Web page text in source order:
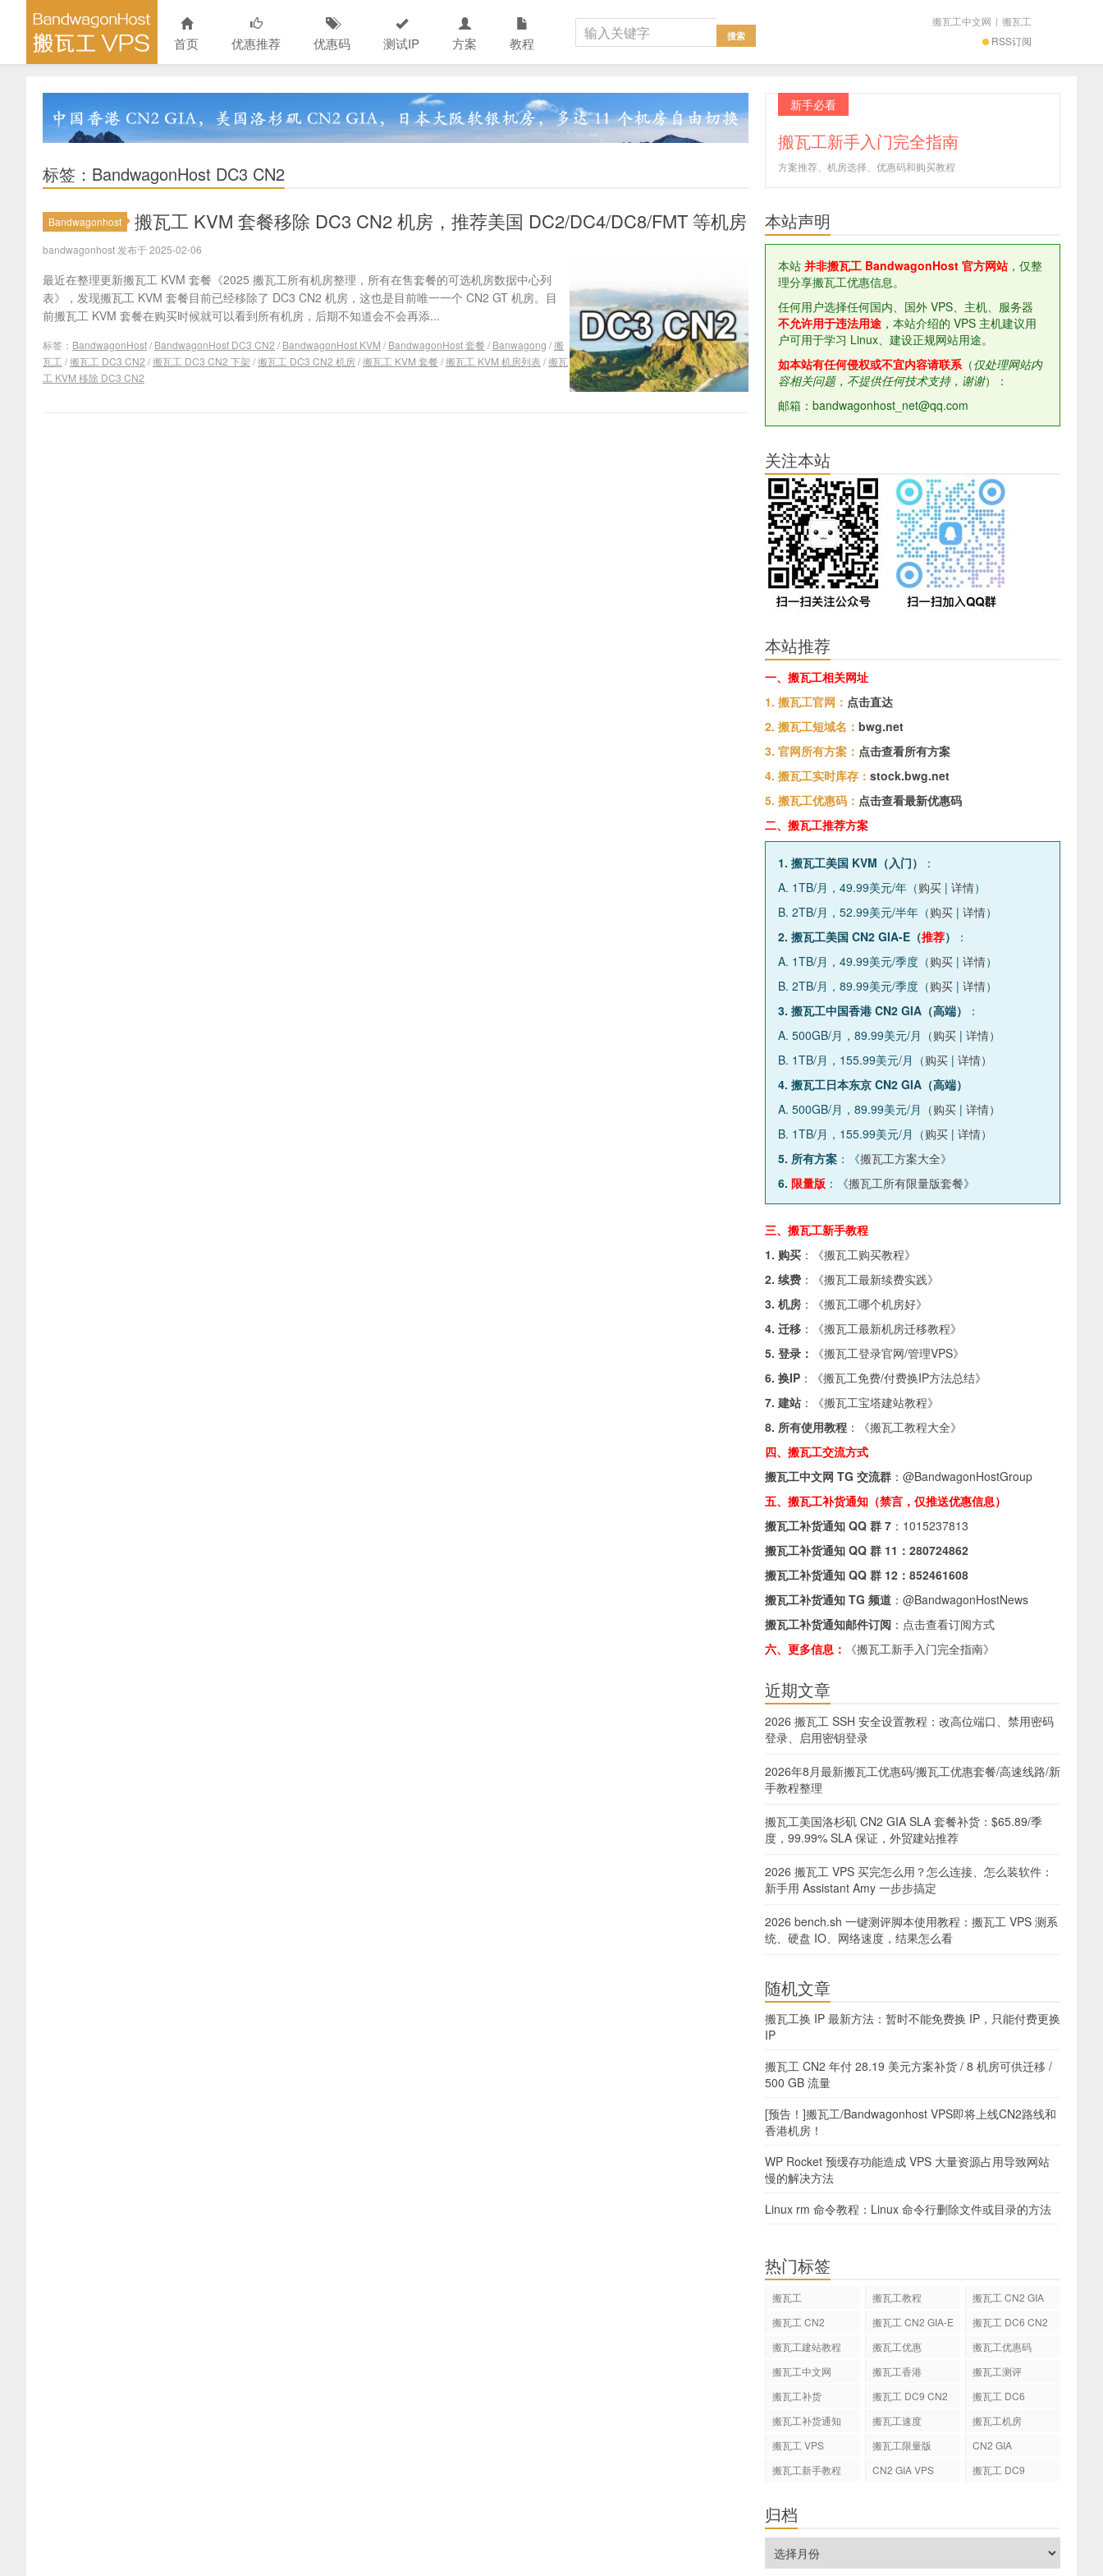
首页 优惠推荐 优惠码 测试IP 方案 教程 RSS订阅
搬瓦工中文网 | 搬瓦工
标签：BandwagonHost DC3 CN2
Bandwagonhost 搬瓦工 KVM 套餐移除 DC3 CN2 机房，推荐美国 DC2/DC4/DC8/FMT 等机房
bandwagonhost 发布于 2025-02-06
最近在整理更新搬瓦工 KVM 套餐《2025 搬瓦工所有机房整理，所有在售套餐的可选机房数据中心列
表》，发现搬瓦工 KVM 套餐目前已经移除了 DC3 CN2 机房，这也是目前唯一一个 CN2 GT 机房。目
前搬瓦工 KVM 套餐在购买时候就可以看到所有机房，后期不知道会不会再添...
标签： BandwagonHost/ BandwagonHost DC3 CN2 / BandwagonHost KVM / BandwagonHost 套餐 / Banwagong /搬
瓦工 /搬瓦工 DC3 CN2 /搬瓦工 DC3 CN2 下架 /搬瓦工 DC3 CN2 机房/搬瓦工 KVM 套餐 /搬瓦工 KVM 机房列表 /搬瓦
工 KVM 移除 DC3 CN2
新手必看
搬瓦工新手入门完全指南
方案推荐、机房选择、优惠码和购买教程
本站声明
本站 并非搬瓦工 BandwagonHost 官方网站，仅整
理分享搬瓦工优惠信息。
任何用户选择任何国内、国外 VPS、主机、服务器
不允许用于违法用途 ，本站介绍的 VPS 主机建议用
户可用于学习 Linux、建设正规网站用途。
如本站有任何侵权或不宜内容请联系（仅处理网站内
容相关问题，不提供任何技术支持，谢谢）：
邮箱：bandwagonhost_net@qq.com
关注本站
本站推荐
一、搬瓦工相关网址
1. 搬瓦工官网： 点击直达
2. 搬瓦工短域名： bwg.net
3. 官网所有方案： 点击查看所有方案
4. 搬瓦工实时库存： stock.bwg.net
5. 搬瓦工优惠码： 点击查看最新优惠码
二、搬瓦工推荐方案
1. 搬瓦工美国 KVM（入门）
：
A. 1TB/月，49.99美元/年（购买 | 详情）
B. 2TB/月，52.99美元/半年（购买 | 详情）
2. 搬瓦工美国 CN2 GIA-E（推荐）
：
A. 1TB/月，49.99美元/季度（购买 | 详情）
B. 2TB/月，89.99美元/季度（购买 | 详情）
3. 搬瓦工中国香港 CN2 GIA（高端）
：
A. 500GB/月，89.99美元/月（购买 | 详情）
B. 1TB/月，155.99美元/月（购买 | 详情）
4. 搬瓦工日本东京 CN2 GIA（高端）
A. 500GB/月，89.99美元/月（购买 | 详情）
B. 1TB/月，155.99美元/月（购买 | 详情）
5. 所有方案 ：《搬瓦工方案大全》
6. 限量版 ：《搬瓦工所有限量版套餐》
三、搬瓦工新手教程
1. 购买 ：《搬瓦工购买教程》
2. 续费 ：《搬瓦工最新续费实践》
3. 机房 ：《搬瓦工哪个机房好》
4. 迁移 ：《搬瓦工最新机房迁移教程》
5. 登录：
《搬瓦工登录官网/管理VPS》
6. 换IP ：《搬瓦工免费/付费换IP方法总结》
7. 建站 ：《搬瓦工宝塔建站教程》
8. 所有使用教程 ：《搬瓦工教程大全》
四、搬瓦工交流方式
搬瓦工中文网 TG 交流群 ： @BandwagonHostGroup
五、搬瓦工补货通知（禁言，仅推送优惠信息）
搬瓦工补货通知 QQ 群 7 ： 1015237813
搬瓦工补货通知 QQ 群 11： 280724862
搬瓦工补货通知 QQ 群 12： 852461608
搬瓦工补货通知 TG 频道 ： @BandwagonHostNews
搬瓦工补货通知邮件订阅 ： 点击查看订阅方式
六、更多信息：
《搬瓦工新手入门完全指南》
近期文章
2026 搬瓦工 SSH 安全设置教程：改高位端口、禁用密码
登录、启用密钥登录
2026年8月最新搬瓦工优惠码/搬瓦工优惠套餐/高速线路/新
手教程整理
搬瓦工美国洛杉矶 CN2 GIA SLA 套餐补货：$65.89/季
度，99.99% SLA 保证，外贸建站推荐
2026 搬瓦工 VPS 买完怎么用？怎么连接、怎么装软件：
新手用 Assistant Amy 一步步搞定
2026 bench.sh 一键测评脚本使用教程：搬瓦工 VPS 测系
统、硬盘 IO、网络速度，结果怎么看
随机文章
搬瓦工换 IP 最新方法：暂时不能免费换 IP，只能付费更换
IP
搬瓦工 CN2 年付 28.19 美元方案补货 / 8 机房可供迁移 /
500 GB 流量
[预告！]搬瓦工/Bandwagonhost VPS即将上线CN2路线和
香港机房！
WP Rocket 预缓存功能造成 VPS 大量资源占用导致网站
慢的解决方法
Linux rm 命令教程：Linux 命令行删除文件或目录的方法
热门标签
搬瓦工 搬瓦工教程
搬瓦工 CN2 GIA
搬瓦工 CN2
搬瓦工 CN2 GIA-E
搬瓦工 DC6 CN2
搬瓦工建站教程 搬瓦工优惠
搬瓦工优惠码
搬瓦工中文网
搬瓦工香港
搬瓦工测评
搬瓦工补货
搬瓦工 DC9 CN2
搬瓦工 DC6
搬瓦工补货通知
搬瓦工速度
搬瓦工机房
搬瓦工 VPS
搬瓦工限量版
CN2 GIA
搬瓦工新手教程
CN2 GIA VPS 搬瓦工 DC9
归档